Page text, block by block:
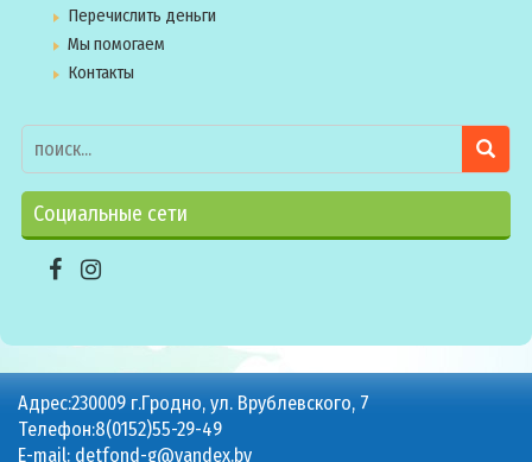
Перечислить деньги
Мы помогаем
Контакты
Социальные сети
Адрес:230009 г.Гродно, ул. Врублевского, 7
Телефон:8(0152)55-29-49
E-mail: detfond-g@yandex.by